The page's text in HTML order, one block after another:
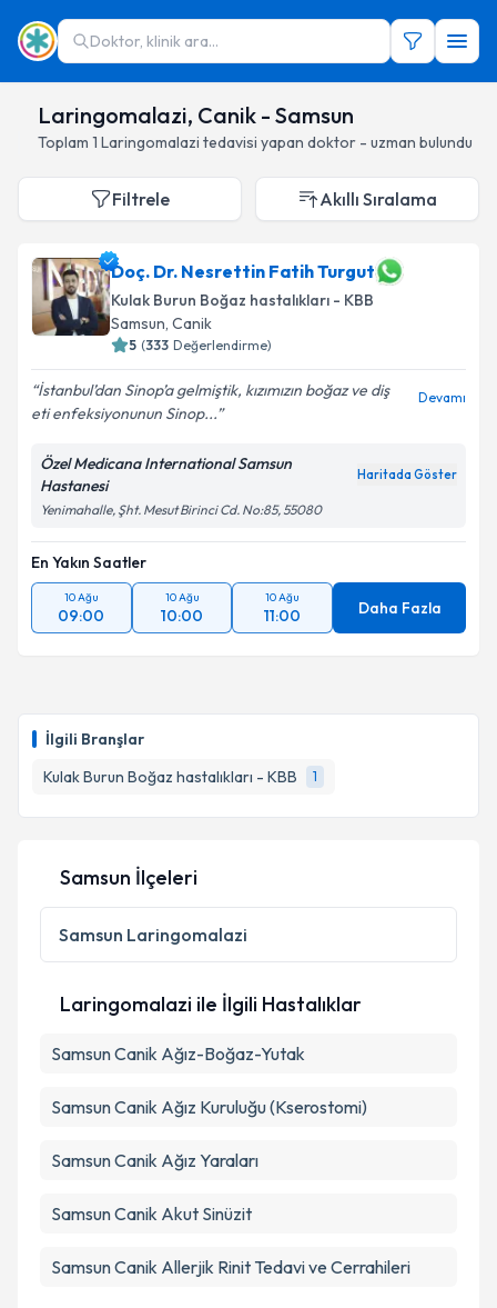
Doktor, klinik ara...
Laringomalazi, Canik - Samsun
Toplam 1 Laringomalazi tedavisi yapan doktor - uzman bulundu
İlgili Branşlar
Kulak Burun Boğaz hastalıkları - KBB
1
Filtrele Akıllı Sıralama
Doç. Dr. Nesrettin Fatih Turgut
Kulak Burun Boğaz hastalıkları - KBB
Samsun, Canik
5 (333 Değerlendirme)
İstanbul’dan Sinop’a gelmiştik, kızımızın boğaz ve diş
eti enfeksiyonunun Sinop...
Devamı
Özel Medicana International Samsun
Hastanesi
Haritada Göster
Yenimahalle, Şht. Mesut Birinci Cd. No:85, 55080
En Yakın Saatler
10 Ağu
09:00
10 Ağu
10:00
10 Ağu
11:00 Daha Fazla
Samsun İlçeleri
Samsun Laringomalazi
Laringomalazi ile İlgili Hastalıklar
Samsun Canik Ağız-Boğaz-Yutak
Samsun Canik Ağız Kuruluğu (Kserostomi)
Samsun Canik Ağız Yaraları
Samsun Canik Akut Sinüzit
Samsun Canik Allerjik Rinit Tedavi ve Cerrahileri